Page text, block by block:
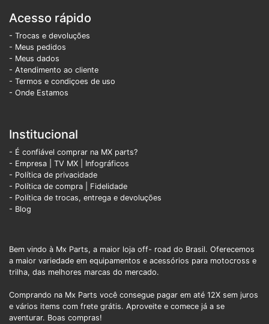
Acesso rápido
- Trocas e devoluções
- Meus pedidos
- Meus dados
- Atendimento ao cliente
- Termos e condiçoes de uso
- Onde Estamos
Institucional
- É confiável comprar na MX parts?
- Empresa
TV MX
Infográficos
- Política de privacidade
- Política de compra | Fidelidade
- Política de trocas, entrega e devoluções
- Blog
Bem vindo à Mx Parts, a maior loja off- road do Brasil. Oferecemos
a maior variedade em equipamentos e acessórios para motocross e
trilha, das melhores marcas do mercado.
Comprando na Mx Parts você consegue pagar em até 12X sem juros
e vários items com frete grátis. Aproveite e comece já a se
aventurar. Boas compras!